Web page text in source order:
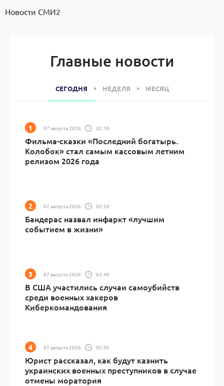
Новости СМИ2
Главные новости
СЕГОДНЯ НЕДЕЛЯ МЕСЯЦ
07 августа 2026 02:10
Фильма-сказки «Последний богатырь.
Колобок» стал самым кассовым летним
релизом 2026 года
07 августа 2026 02:50
Бандерас назвал инфаркт «лучшим
событием в жизни»
07 августа 2026 03:40
В США участились случаи самоубийств
среди военных хакеров
Киберкомандования
07 августа 2026 05:05
Юрист рассказал, как будут казнить
украинских военных преступников в случае
отмены моратория